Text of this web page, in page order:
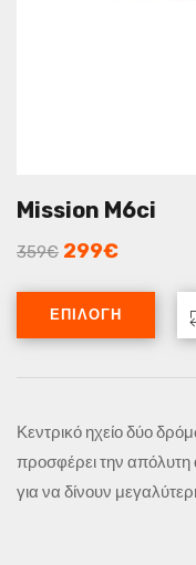
Mission M6ci
359€ 299€
ΕΠΙΛΟΓΉ
Κεντρικό ηχείο δύο
προσφέρει την απόλυτη
για να δίνουν